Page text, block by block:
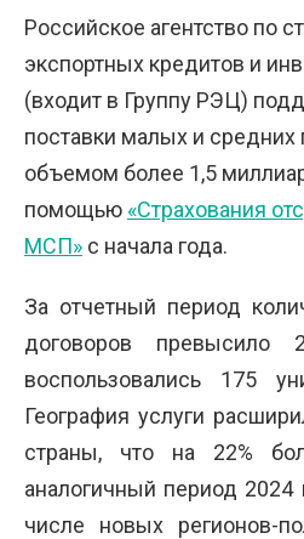
Российское агентство по
экспортных кредитов и
(входит в Группу РЭЦ)
поставки малых и средних
объемом более 1,5
помощью «Страхования
МСП» с начала года.
За отчетный период
договоров превысило
воспользовались 175
География услуги
страны, что на 22%
аналогичный период 2024
числе новых регионов-